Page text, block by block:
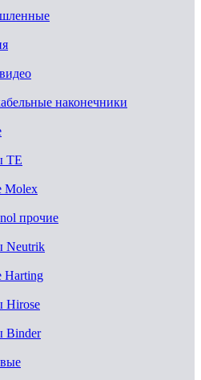
наконечники
TE
Molex
прочие
Neutrik
Harting
Hirose
Binder